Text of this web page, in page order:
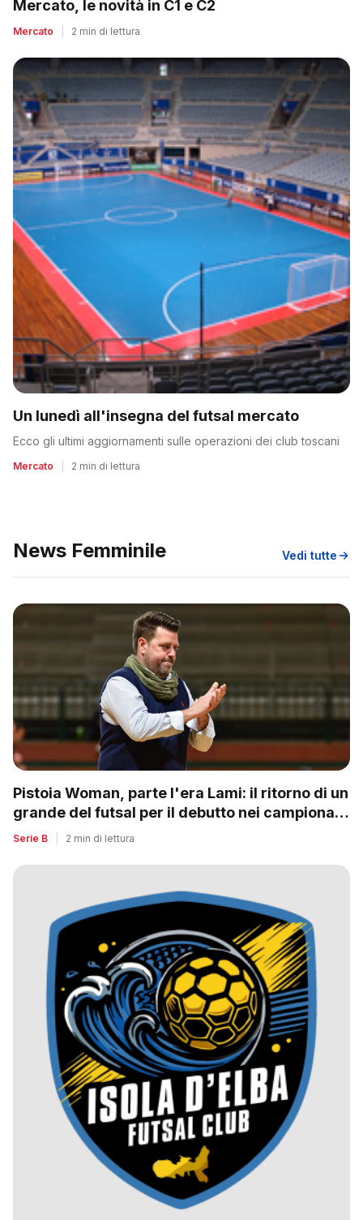
Mercato, le novità in C1 e C2
Mercato 2 min di lettura
Un lunedì all'insegna del futsal mercato
Ecco gli ultimi aggiornamenti sulle operazioni dei club toscani
Mercato 2 min di lettura
News Femminile Vedi tutte
Pistoia Woman, parte l'era Lami: il ritorno di un
grande del futsal per il debutto nei campionati
nazionali
Serie B 2 min di lettura